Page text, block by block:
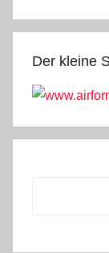
Der kleine